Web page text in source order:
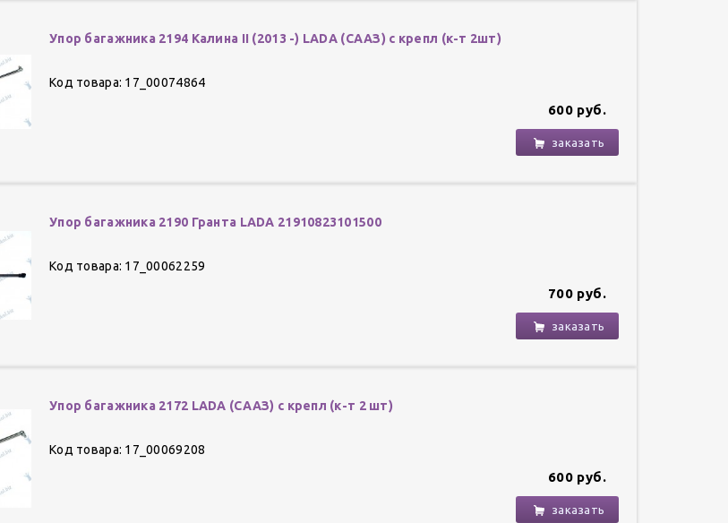
Упор багажника 2194 Калина II (2013 -) LADA (СААЗ) с крепл (к-т 2шт)
Код товара: 17_00074864
600 руб.
заказать
Упор багажника 2190 Гранта LADA 21910823101500
Код товара: 17_00062259
700 руб.
заказать
Упор багажника 2172 LADA (СААЗ) с крепл (к-т 2 шт)
Код товара: 17_00069208
600 руб.
заказать